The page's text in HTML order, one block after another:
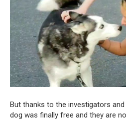
But thanks to the investigators
dog was finally free and they are